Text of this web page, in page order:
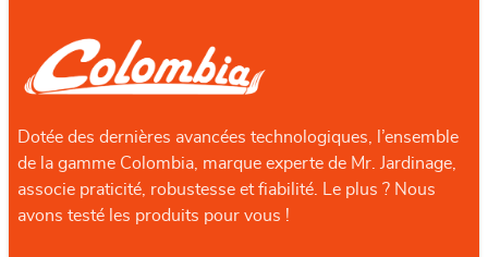
Dotée des dernières avancées technologiques, l’ensemble
de la gamme Colombia, marque experte de Mr. Jardinage,
associe praticité, robustesse et fiabilité. Le plus ? Nous
avons testé les produits pour vous !